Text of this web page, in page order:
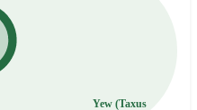
Yew (Taxus